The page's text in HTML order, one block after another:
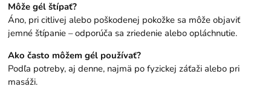
Môže gél štípať?
Áno, pri citlivej alebo poškodenej pokožke sa môže objaviť
jemné štípanie – odporúča sa zriedenie alebo opláchnutie.
Ako často môžem gél používať?
Podľa potreby, aj denne, najmä po fyzickej záťaži alebo pri
masáži.